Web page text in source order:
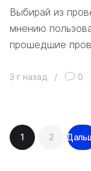
Выбирай из
мнению
прошедшие
3 г назад / 0
Навигация
по
1 2